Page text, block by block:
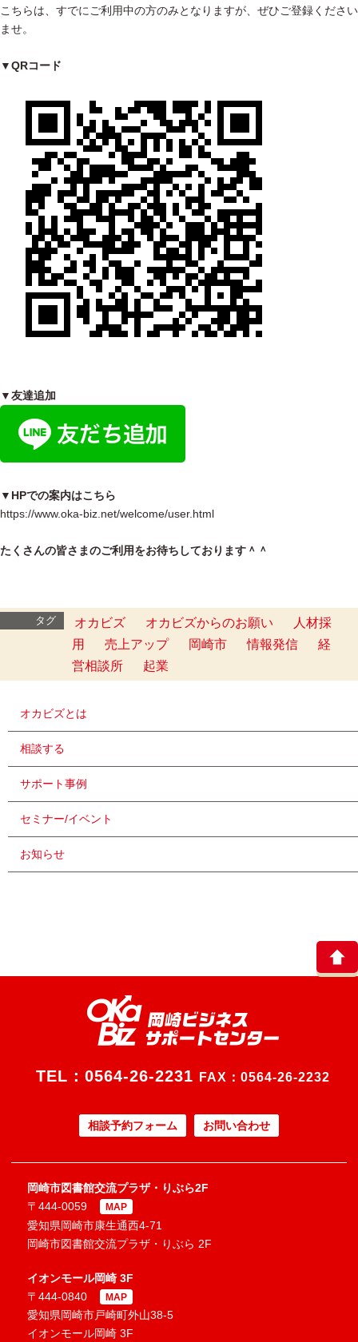
こちらは、すでにご利用中の方のみとなりますが、ぜひご登録ください
ませ。
▼QRコード
▼友達追加
▼HPでの案内はこちら
https://www.oka-biz.net/welcome/user.html
たくさんの皆さまのご利用をお待ちしております＾＾
タグ オカビズ オカビズからのお願い
人材採
用
売上アップ 岡崎市 情報発信
経
営相談所
起業
オカビズとは
相談する
サポート事例
セミナー/イベント
お知らせ
TEL： 0564-26-2231 FAX：0564-26-2232
相談予約フォーム お問い合わせ
岡崎市図書館交流プラザ・りぶら2F
〒444-0059
MAP
愛知県岡崎市康生通西4-71
岡崎市図書館交流プラザ・りぶら 2F
イオンモール岡崎 3F
〒444-0840
MAP
愛知県岡崎市戸崎町外山38-5
イオンモール岡崎 3F